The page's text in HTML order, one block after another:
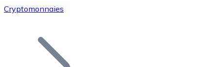
Rejoignez notre réseau de distributeurs et
Ajoutez le token de votre projet à notre service
Cryptomonnaies